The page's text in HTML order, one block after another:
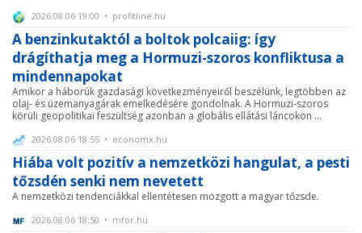
2026.08.06 19:00 • profitline.hu
A benzinkutaktól a boltok polcaiig: így
drágíthatja meg a Hormuzi-szoros konfliktusa a
mindennapokat
Amikor a háborúk gazdasági következményeiről beszélünk, legtöbben az
olaj- és üzemanyagárak emelkedésére gondolnak. A Hormuzi-szoros
körüli geopolitikai feszültség azonban a globális ellátási láncokon ...
2026.08.06 18:55 • economx.hu
Hiába volt pozitív a nemzetközi hangulat, a pesti
tőzsdén senki nem nevetett
A nemzetközi tendenciákkal ellentétesen mozgott a magyar tőzsde.
2026.08.06 18:50 • mfor.hu